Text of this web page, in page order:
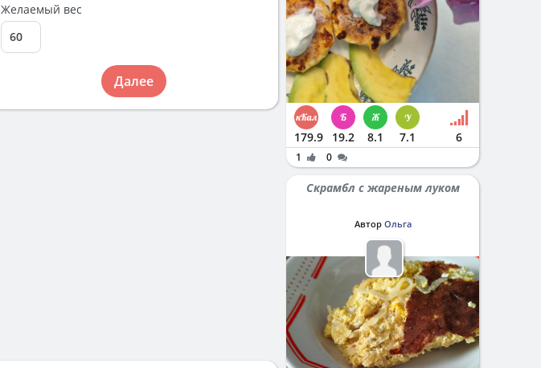
Желаемый вес
Далее
179.9 19.2 8.1 7.1 6
1 0
Скрамбл с жареным луком
Автор Ольга